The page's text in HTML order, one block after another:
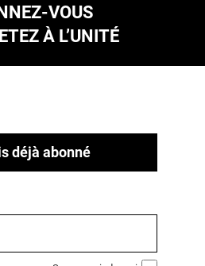
VOUS
À L’UNITÉ
déjà abonné